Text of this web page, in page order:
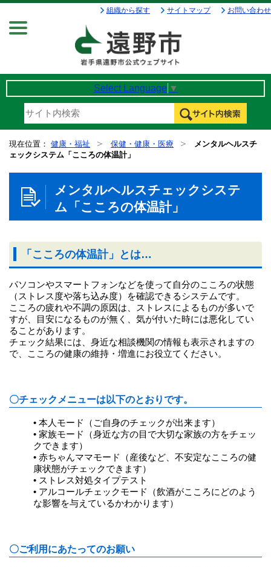
組織から探す サイトマップ お問い合わせ
Select Language ▼
現在位置： 健康・福祉 保健・健康・医療
メンタルヘルスチ
ェックシステム「こころの体温計」
メンタルヘルスチェックシステ
ム「こころの体温計」
「こころの体温計」とは…
パソコンやスマートフォンなどを使って自分のこころの状態
（ストレス度や落ち込み度）を確認できるシステムです。
こころの疲れや不調の原因は、ストレスによるものが多いで
すが、目安になるものが無く、気が付いた時には悪化してい
ることがあります。
チェック結果には、身近な相談機関の情報も表示されますの
で、こころの健康の維持・増進にお役立てください。
〇チェックメニューは以下のとおりです。
• 本人モード（ご自身のチェックが出来ます）
• 家族モード（身近な方の目で大切な家族の方をチェッ
クできます）
• 赤ちゃんママモード（産後など、不安定なこころの健
康状態がチェックできます）
• ストレス対処タイプテスト
• アルコールチェックモード（飲酒がこころにどのよう
な影響を与えているかわかります）
〇ご利用にあたってのお願い